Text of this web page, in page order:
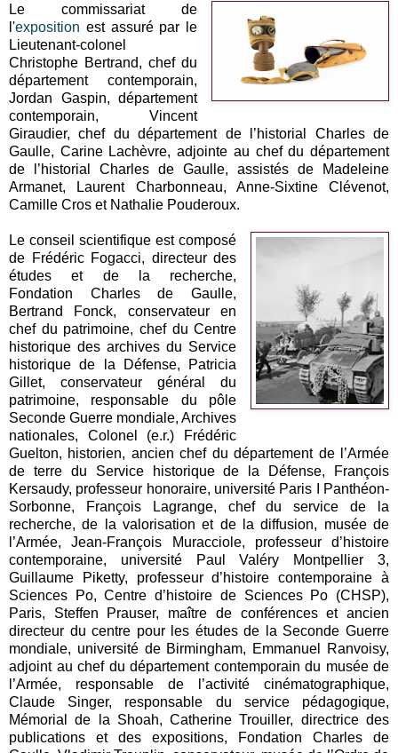
Le commissariat de
l'exposition est assuré par le
Lieutenant-colonel
Christophe Bertrand, chef du
département contemporain,
Jordan Gaspin, département
contemporain, Vincent
Giraudier, chef du département de l’historial Charles de
Gaulle, Carine Lachèvre, adjointe au chef du département
de l’historial Charles de Gaulle, assistés de Madeleine
Armanet, Laurent Charbonneau, Anne-Sixtine Clévenot,
Camille Cros et Nathalie Pouderoux.
Le conseil scientifique est composé
de Frédéric Fogacci, directeur des
études et de la recherche,
Fondation Charles de Gaulle,
Bertrand Fonck, conservateur en
chef du patrimoine, chef du Centre
historique des archives du Service
historique de la Défense, Patricia
Gillet, conservateur général du
patrimoine, responsable du pôle
Seconde Guerre mondiale, Archives
nationales, Colonel (e.r.) Frédéric
Guelton, historien, ancien chef du département de l’Armée
de terre du Service historique de la Défense, François
Kersaudy, professeur honoraire, université Paris I Panthéon-
Sorbonne, François Lagrange, chef du service de la
recherche, de la valorisation et de la diffusion, musée de
l’Armée, Jean-François Muracciole, professeur d’histoire
contemporaine, université Paul Valéry Montpellier 3,
Guillaume Piketty, professeur d’histoire contemporaine à
Sciences Po, Centre d’histoire de Sciences Po (CHSP),
Paris, Steffen Prauser, maître de conférences et ancien
directeur du centre pour les études de la Seconde Guerre
mondiale, université de Birmingham, Emmanuel Ranvoisy,
adjoint au chef du département contemporain du musée de
l’Armée, responsable de l’activité cinématographique,
Claude Singer, responsable du service pédagogique,
Mémorial de la Shoah, Catherine Trouiller, directrice des
publications et des expositions, Fondation Charles de